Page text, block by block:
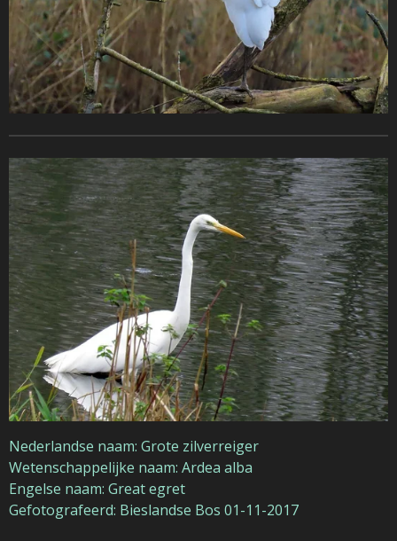
Nederlandse naam: Grote zilverreiger
Wetenschappelijke naam: Ardea alba
Engelse naam: Great egret
Gefotografeerd: Bieslandse Bos 01-11-2017